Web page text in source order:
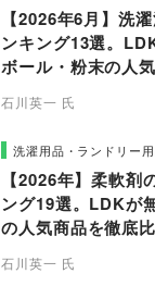
【2026年6月】洗
ンキング13選。
ボール・粉末の人
石川英一 氏
洗濯用品・ランドリー
【2026年】柔軟剤
ング19選。LDKが
の人気商品を徹底
石川英一 氏